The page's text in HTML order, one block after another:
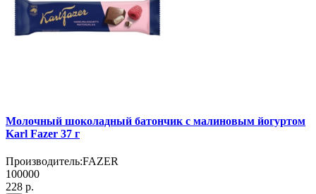
Молочный шоколадный батончик с малиновым йогуртом
Karl Fazer 37 г
Производитель:FAZER
100000
228 р.